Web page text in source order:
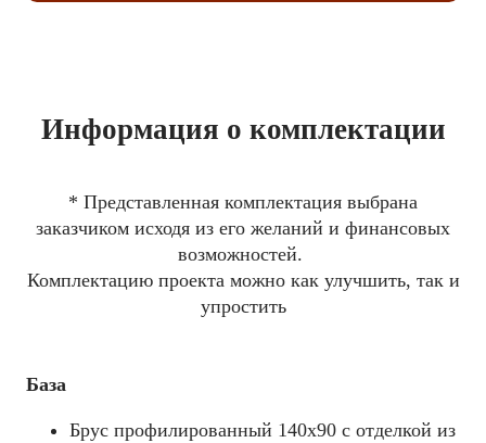
Информация о комплектации
* Представленная комплектация выбрана
заказчиком исходя из его желаний и финансовых
возможностей.
Комплектацию проекта можно как улучшить, так и
упростить
База
Брус профилированный 140x90 с отделкой из